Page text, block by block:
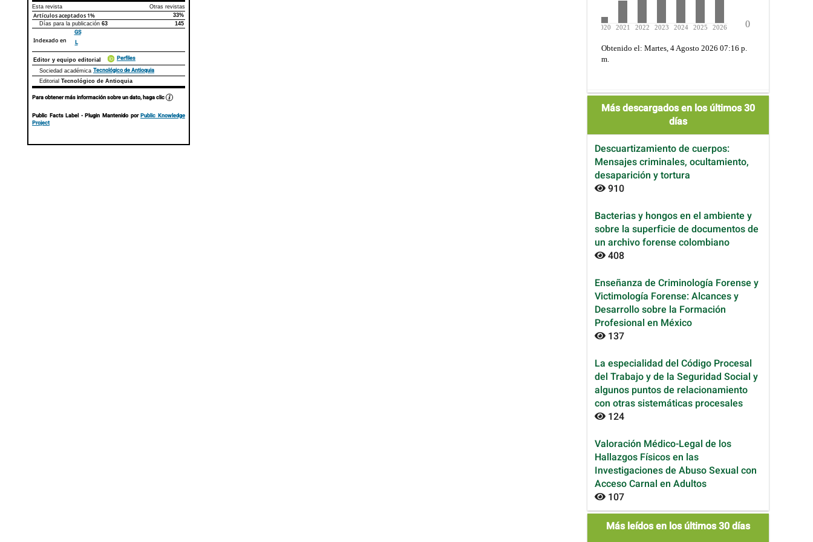
Esta revista
Otras revistas
Artículos aceptados 1%
33%
Días para la publicación 63 145
Indexado en
GS
L
Editor y equipo editorial Perfiles
Sociedad académica Tecnológico de Antioquia
Editorial Tecnológico de Antioquia
Para obtener más información sobre un dato, haga clic
Public Facts Label - Plugin Mantenido porPublic Knowledge
Project
Más descargados en los últimos 30
días
Descuartizamiento de cuerpos:
Mensajes criminales, ocultamiento,
desaparición y tortura
910
Bacterias y hongos en el ambiente y
sobre la superficie de documentos de
un archivo forense colombiano
408
Enseñanza de Criminología Forense y
Victimología Forense: Alcances y
Desarrollo sobre la Formación
Profesional en México
137
La especialidad del Código Procesal
del Trabajo y de la Seguridad Social y
algunos puntos de relacionamiento
con otras sistemáticas procesales
124
Valoración Médico-Legal de los
Hallazgos Físicos en las
Investigaciones de Abuso Sexual con
Acceso Carnal en Adultos
107
mas_leidos
Más leídos en los últimos 30 días